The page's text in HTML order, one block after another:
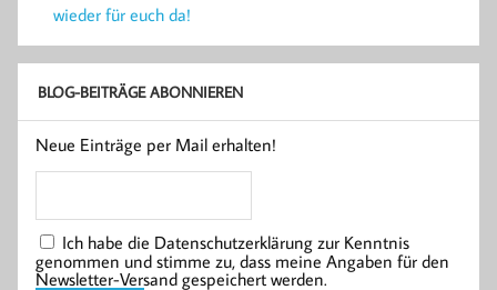
wieder für euch da!
BLOG-BEITRÄGE ABONNIEREN
Neue Einträge per Mail erhalten!
Ich habe die Datenschutzerklärung zur Kenntnis
genommen und stimme zu, dass meine Angaben für den
Newsletter-Versand gespeichert werden.